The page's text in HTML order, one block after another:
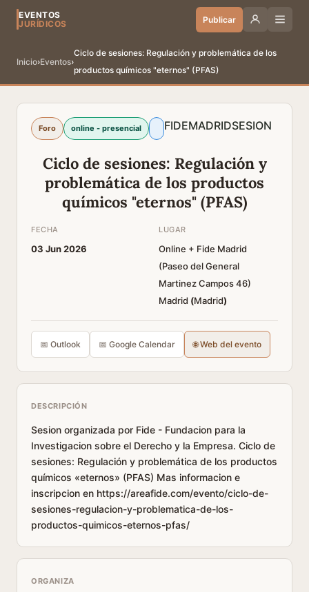
EVENTOS
JURÍDICOS
Publicar
Inicio›Eventos›
Ciclo de sesiones: Regulación y problemática de los
productos químicos "eternos" (PFAS)
Foro online - presencial FIDEMADRIDSESION
Ciclo de sesiones: Regulación y
problemática de los productos
químicos "eternos" (PFAS)
FECHA
03 Jun 2026
LUGAR
Online + Fide Madrid
(Paseo del General
Martinez Campos 46)
Madrid (Madrid)
📅 Outlook 📅 Google Calendar 🌐 Web del evento
DESCRIPCIÓN
Sesion organizada por Fide - Fundacion para la
Investigacion sobre el Derecho y la Empresa. Ciclo de
sesiones: Regulación y problemática de los productos
químicos «eternos» (PFAS) Mas informacion e
inscripcion en https://areafide.com/evento/ciclo-de-
sesiones-regulacion-y-problematica-de-los-
productos-quimicos-eternos-pfas/
ORGANIZA